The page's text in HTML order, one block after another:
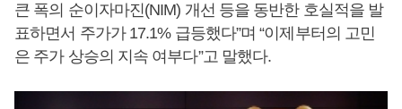
큰 폭의 순이자마진(NIM) 개선 등을 동반한 호실적을 발
표하면서 주가가 17.1% 급등했다”며 “이제부터의 고민
은 주가 상승의 지속 여부다”고 말했다.